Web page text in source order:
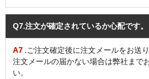
Q7.注文が確定されているか心配です。
A7 .ご注文確定後に注文メールをお送
注文メールの届かない場合は弊社まで
い。